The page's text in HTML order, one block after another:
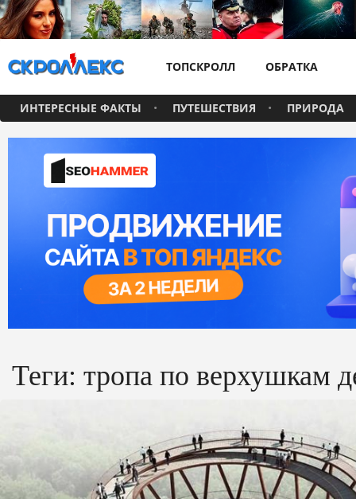
ТОПСКРОЛЛ ОБРАТКА
ИНТЕРЕСНЫЕ ФАКТЫ ПУТЕШЕСТВИЯ ПРИРОДА
Теги: тропа по верхушкам